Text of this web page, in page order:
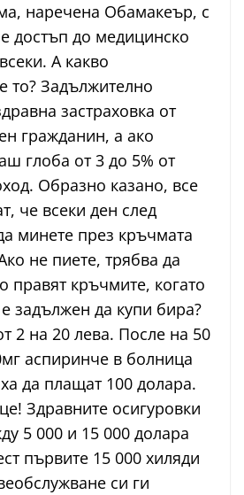
наречена Обамакеър, с
достъп до медицинско
А какво
то? Задължително
застраховка от
гражданин, а ако
глоба от 3 до 5% от
Образно казано, все
че всеки ден след
минете през кръчмата
не пиете, трябва да
правят кръчмите, когато
задължен да купи бира?
2 на 20 лева. После на 50
аспиринче в болница
да плащат 100 долара.
Здравните осигуровки
5 000 и 15 000 долара
първите 15 000 хиляди
си ги